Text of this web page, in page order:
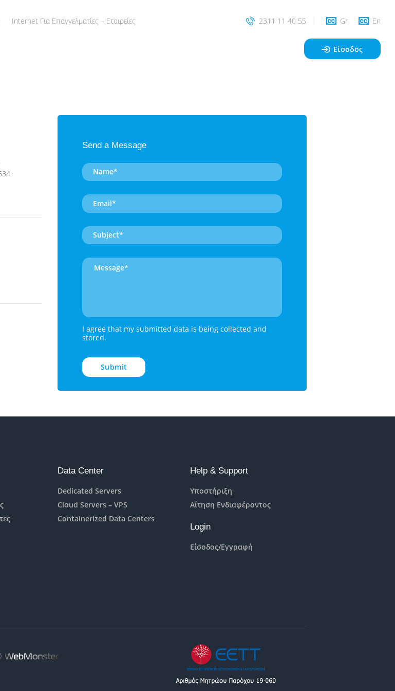
Internet Για Επαγγελματίες – Εταιρείες 2311 11 40 55 Gr En
Είσοδος
ΓΙΑ
–
Send a Message
I agree that my submitted data is being collected and
stored.
Data Center
Dedicated Servers
Cloud Servers – VPS
Containerized Data Centers
Help & Support
Υποστήριξη
Αίτηση Ενδιαφέροντος
Login
Είσοδος/Εγγραφή